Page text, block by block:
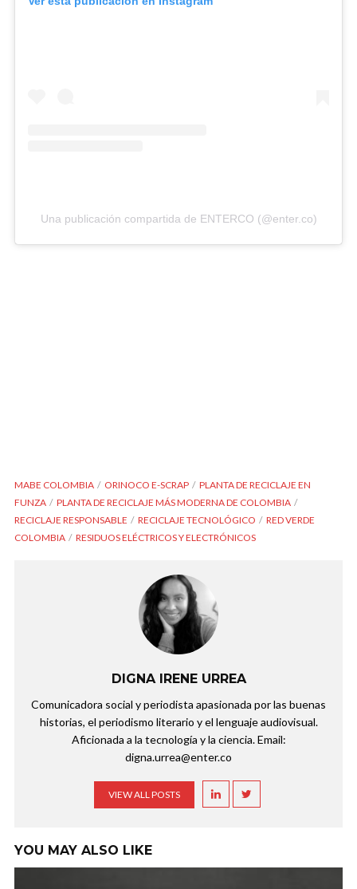
Una publicación compartida de ENTERCO (@enter.co)
MABE COLOMBIA ORINOCO E-SCRAP
PLANTA DE RECICLAJE EN
FUNZA
PLANTA DE RECICLAJE MÁS MODERNA DE COLOMBIA
RECICLAJE RESPONSABLE
RECICLAJE TECNOLÓGICO
RED VERDE
COLOMBIA
RESIDUOS ELÉCTRICOS Y ELECTRÓNICOS
DIGNA IRENE URREA
Comunicadora social y periodista apasionada por las buenas
historias, el periodismo literario y el lenguaje audiovisual.
Aficionada a la tecnología y la ciencia. Email:
digna.urrea@enter.co
VIEW ALL POSTS
YOU MAY ALSO LIKE